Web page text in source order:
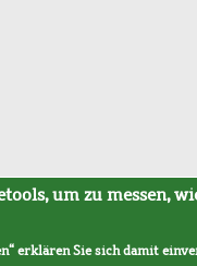
ImpressumDatenschutz
um zu messen,
erklären Sie sich damit